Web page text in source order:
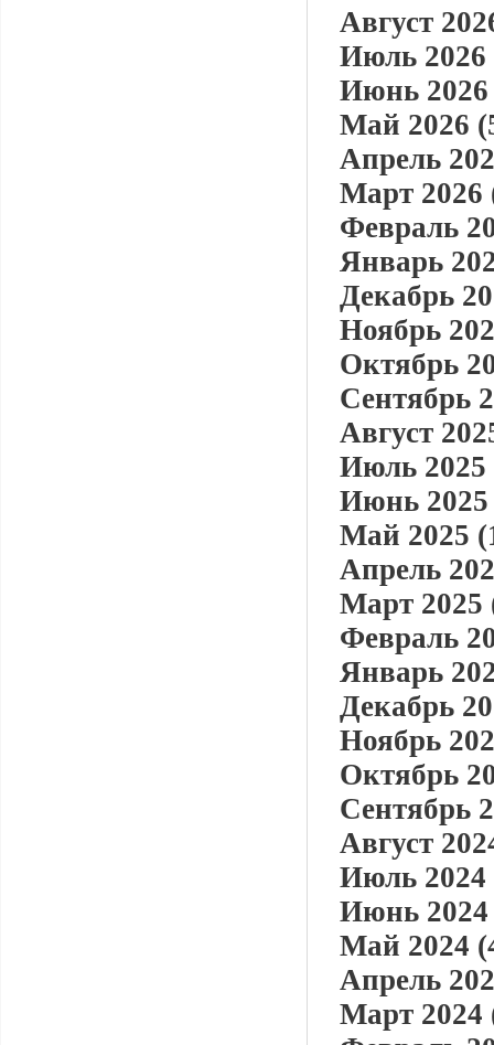
Август
Июль 2026
Июнь 2026
Май 2026
Апрель
Март 2026
Февраль
Январь
Декабрь
Ноябрь
Октябрь
Сентябрь
Август
Июль 2025
Июнь 2025
Май 2025
Апрель
Март 2025
Февраль
Январь
Декабрь
Ноябрь
Октябрь
Сентябрь
Август
Июль 2024
Июнь 2024
Май 2024
Апрель
Март 2024